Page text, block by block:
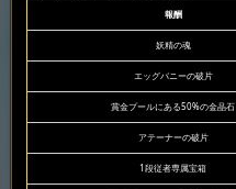
報酬
妖精の魂
エッグバニーの破片
賞金プールにある50%の金晶石
アテーナーの破片
1段従者専属宝箱